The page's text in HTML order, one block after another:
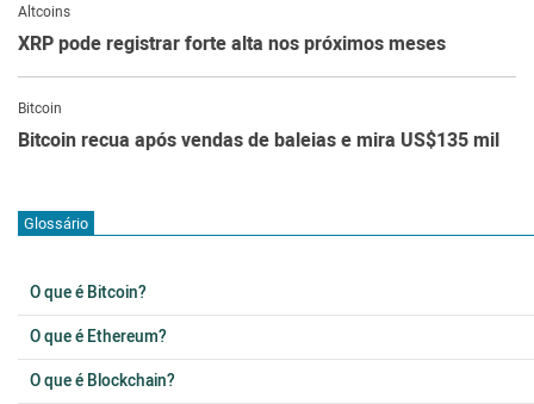
Altcoins
XRP pode registrar forte alta nos próximos meses
Bitcoin
Bitcoin recua após vendas de baleias e mira US$135 mil
Glossário
O que é Bitcoin?
O que é Ethereum?
O que é Blockchain?